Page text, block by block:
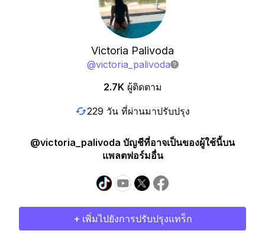
Victoria Palivoda
@victoria_palivoda
2.7K ผู้ติดตาม
229 วัน ที่ผ่านมาปรับปรุง
@victoria_palivoda บัญชีที่อาจเป็นของผู้ใช้นี้บน
แพลตฟอร์มอื่น
+ เพิ่มไปยังการปรับปรุงแทร็ก